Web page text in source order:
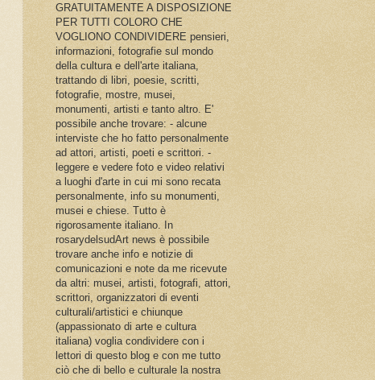
GRATUITAMENTE A DISPOSIZIONE
PER TUTTI COLORO CHE
VOGLIONO CONDIVIDERE pensieri,
informazioni, fotografie sul mondo
della cultura e dell'arte italiana,
trattando di libri, poesie, scritti,
fotografie, mostre, musei,
monumenti, artisti e tanto altro. E'
possibile anche trovare: - alcune
interviste che ho fatto personalmente
ad attori, artisti, poeti e scrittori. -
leggere e vedere foto e video relativi
a luoghi d'arte in cui mi sono recata
personalmente, info su monumenti,
musei e chiese. Tutto è
rigorosamente italiano. In
rosarydelsudArt news è possibile
trovare anche info e notizie di
comunicazioni e note da me ricevute
da altri: musei, artisti, fotografi, attori,
scrittori, organizzatori di eventi
culturali/artistici e chiunque
(appassionato di arte e cultura
italiana) voglia condividere con i
lettori di questo blog e con me tutto
ciò che di bello e culturale la nostra